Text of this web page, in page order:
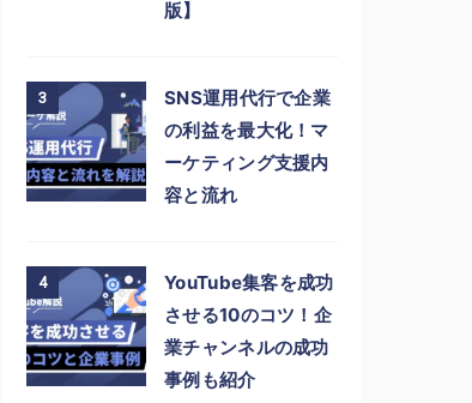
版】
3
SNS運用代行で企業
の利益を最大化！マ
ーケティング支援内
容と流れ
4
YouTube集客を成功
させる10のコツ！企
業チャンネルの成功
事例も紹介